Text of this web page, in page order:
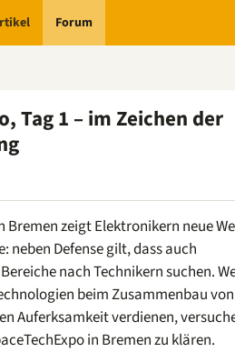
Forum
Tag 1 – im Zeichen der
Bremen zeigt Elektronikern neue
neben Defense gilt, dass auch
nach Technikern suchen.
beim Zusammenbau von
Auferksamkeit verdienen,
in Bremen zu klären.